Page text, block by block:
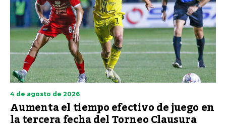
4 de agosto de 2026
Aumenta el tiempo efectivo de juego en
la tercera fecha del Torneo Clausura